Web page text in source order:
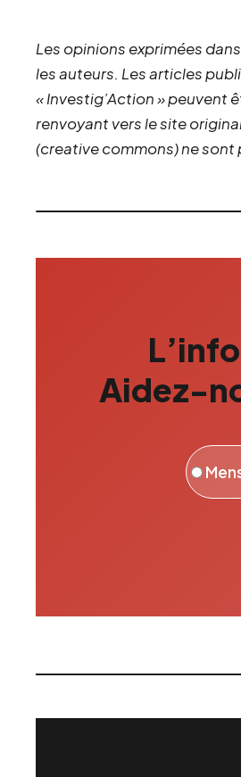
Les opinions exprimées
les auteurs. Les articles
« Investig’Action » peuvent
renvoyant vers le site
(creative commons) ne sont
Aidez-